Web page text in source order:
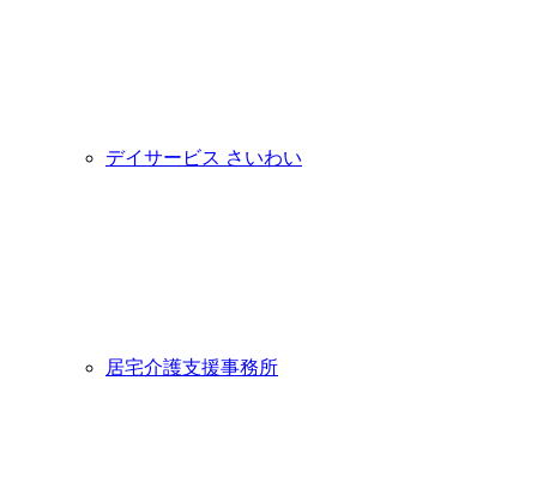
デイサービス さいわい
居宅介護支援事務所